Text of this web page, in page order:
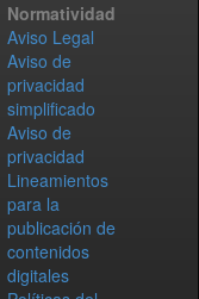
Normatividad
Aviso Legal
Aviso de
privacidad
simplificado
Aviso de
privacidad
Lineamientos
para la
publicación de
contenidos
digitales